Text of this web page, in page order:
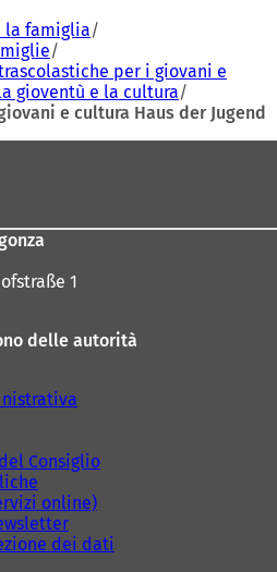
la famiglia
per i giovani e
gioventù e la cultura
e cultura Haus der Jugend
1
delle autorità
Consiglio
online)
dei dati